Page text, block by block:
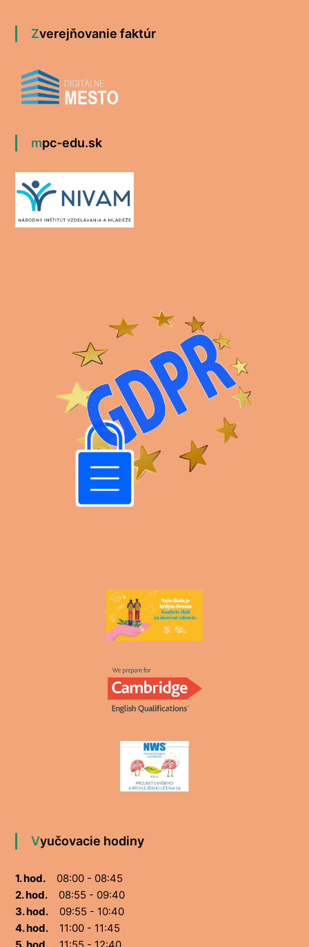
Zverejňovanie faktúr
mpc-edu.sk
Vyučovacie hodiny
1. hod.08:00 - 08:45
2. hod.08:55 - 09:40
3. hod.09:55 - 10:40
4. hod.11:00 - 11:45